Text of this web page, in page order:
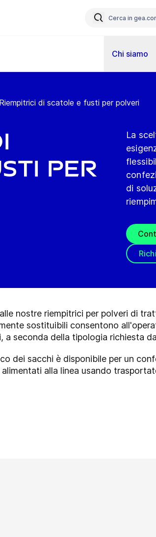
Chi siamo
Riempitrici di scatole e fusti per polveri
per
La
di
nostre riempitrici per polveri di
sostituibili consentono
a seconda della tipologia richiesta
dei sacchi è disponibile per un
alla linea usando